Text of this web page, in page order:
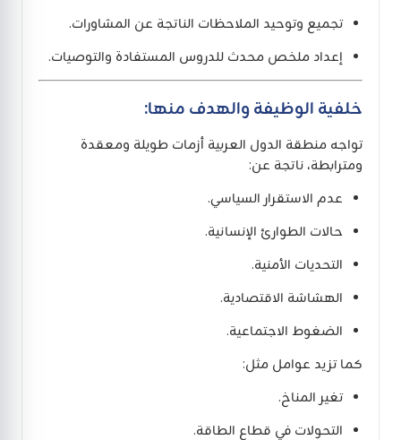
تجميع وتوحيد الملاحظات الناتجة عن المشاورات.
إعداد ملخص محدث للدروس المستفادة والتوصيات.
خلفية الوظيفة والهدف منها:
تواجه منطقة الدول العربية أزمات طويلة ومعقدة
ومترابطة، ناتجة عن:
عدم الاستقرار السياسي.
حالات الطوارئ الإنسانية.
التحديات الأمنية.
الهشاشة الاقتصادية.
الضغوط الاجتماعية.
كما تزيد عوامل مثل:
تغير المناخ.
التحولات في قطاع الطاقة.